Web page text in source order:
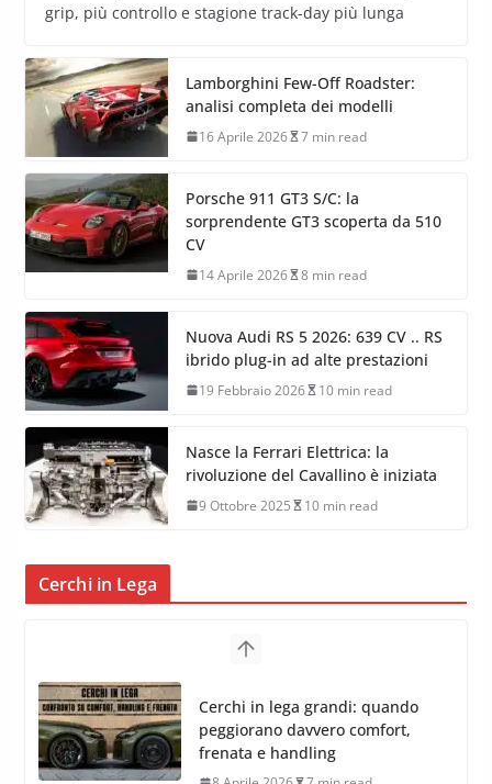
grip, più controllo e stagione track-day più lunga
Lamborghini Few-Off Roadster:
analisi completa dei modelli
16 Aprile 2026 7 min read
Porsche 911 GT3 S/C: la
sorprendente GT3 scoperta da 510
CV
14 Aprile 2026 8 min read
Nuova Audi RS 5 2026: 639 CV .. RS
ibrido plug-in ad alte prestazioni
19 Febbraio 2026 10 min read
Nasce la Ferrari Elettrica: la
rivoluzione del Cavallino è iniziata
9 Ottobre 2025 10 min read
Cerchi in Lega
peggiorano davvero comfort,
frenata e handling
G.M.P. Group rafforza la
presenza nel Nord Europa con